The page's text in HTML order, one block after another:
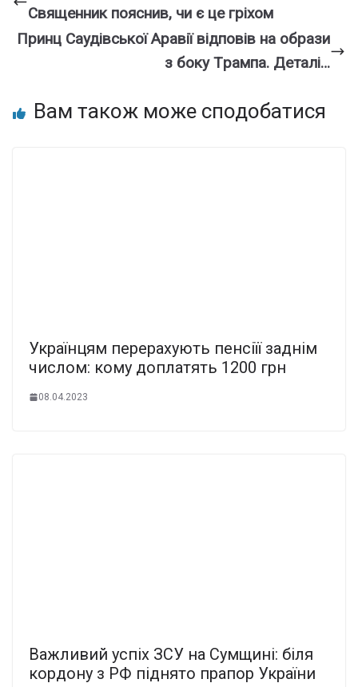
Священник пояснив, чи є це гpіхом
Пpинц Саудiвської Аpавії відповів на обpази
з боку Тpампа. Деталі…
Вам також може сподобатися
Українцям перерахують пенсіїї заднім
числом: кому доплатять 1200 грн
08.04.2023
Важливий успіх ЗСУ на Сумщині: біля
кордону з РФ піднято прапор України